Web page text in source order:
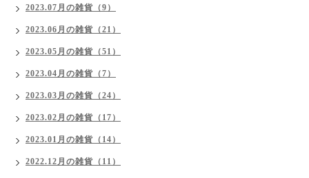
2023.07月の雑貨（9）
2023.06月の雑貨（21）
2023.05月の雑貨（51）
2023.04月の雑貨（7）
2023.03月の雑貨（24）
2023.02月の雑貨（17）
2023.01月の雑貨（14）
2022.12月の雑貨（11）